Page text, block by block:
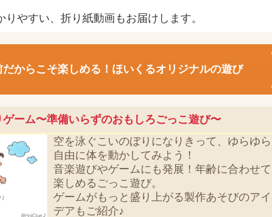
やすい、折り紙動画もお届けします。
だからこそ楽しめる！ほいくるオリジナルの遊び
ーム〜準備いらずのおもしろごっこ遊び〜
空を泳ぐこいのぼりになりきって、ゆらゆら
自由に体を動かしてみよう！
音楽遊びやゲームにも発展！年齢に合わせて
楽しめるごっこ遊び。
ゲームがもっと盛り上がる製作あそびのアイ
デアもご紹介♪